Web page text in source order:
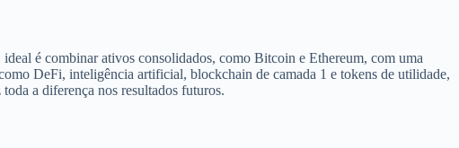
é combinar ativos consolidados, como Bitcoin e Ethereum, com uma
DeFi, inteligência artificial, blockchain de camada 1 e tokens de utilidade,
a diferença nos resultados futuros.